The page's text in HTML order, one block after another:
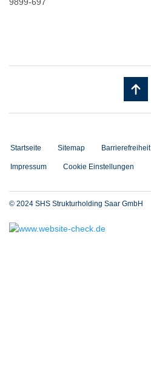
Startseite Sitemap Barrierefreiheit
Impressum Cookie Einstellungen
© 2024 SHS Strukturholding Saar GmbH